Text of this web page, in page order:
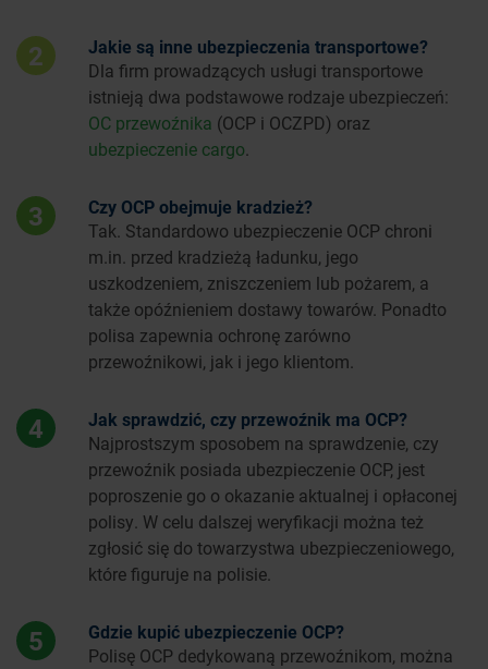
2
Jakie są inne ubezpieczenia transportowe?
Dla firm prowadzących usługi transportowe
istnieją dwa podstawowe rodzaje ubezpieczeń:
OC przewoźnika (OCP i OCZPD) oraz
ubezpieczenie cargo.
3
Czy OCP obejmuje kradzież?
Tak. Standardowo ubezpieczenie OCP chroni
m.in. przed kradzieżą ładunku, jego
uszkodzeniem, zniszczeniem lub pożarem, a
także opóźnieniem dostawy towarów. Ponadto
polisa zapewnia ochronę zarówno
przewoźnikowi, jak i jego klientom.
4
Jak sprawdzić, czy przewoźnik ma OCP?
Najprostszym sposobem na sprawdzenie, czy
przewoźnik posiada ubezpieczenie OCP, jest
poproszenie go o okazanie aktualnej i opłaconej
polisy. W celu dalszej weryfikacji można też
zgłosić się do towarzystwa ubezpieczeniowego,
które figuruje na polisie.
5
Gdzie kupić ubezpieczenie OCP?
Polisę OCP dedykowaną przewoźnikom, można